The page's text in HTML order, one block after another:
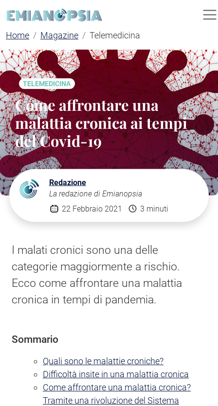
Home Magazine Telemedicina
TELEMEDICINA
Come affrontare una
malattia cronica ai tempi
del Covid-19
Redazione
La redazione di Emianopsia
22 Febbraio 2021
3 minuti
I malati cronici sono una delle
categorie maggiormente a rischio.
Ecco come affrontare una malattia
cronica in tempi di pandemia.
Sommario
Quali sono le malattie croniche?
Difficoltà insite in una malattia cronica
Come affrontare una malattia cronica?
Tramite una rivoluzione del Sistema